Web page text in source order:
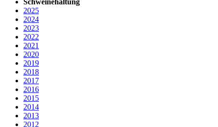
Schweinehaltung
2025
2024
2023
2022
2021
2020
2019
2018
2017
2016
2015
2014
2013
2012